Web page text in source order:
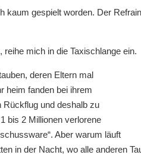
kaum gespielt worden. Der
mich in die Taxischlange ein.
deren Eltern mal
heim fanden bei ihrem
und deshalb zu
bis 2 Millionen verlorene
Aber warum läuft
in der Nacht, wo alle anderen